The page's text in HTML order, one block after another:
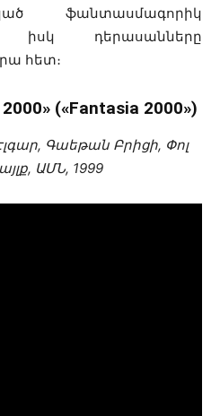
ֆանտասմագորիկ
դերասանները
հետ։
(«Fantasia 2000»)
Գաեթան Բրիցի, Փոլ
ԱՄՆ, 1999